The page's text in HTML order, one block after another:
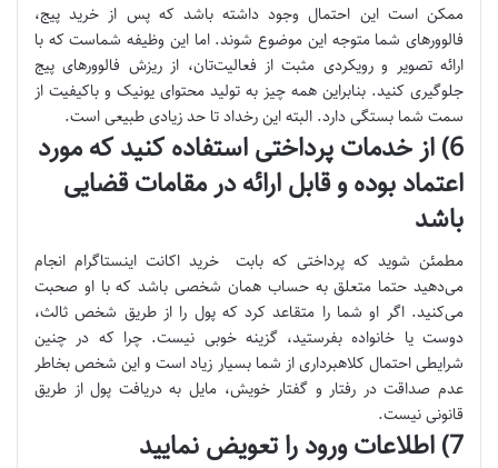
ممکن است این احتمال وجود داشته باشد که پس از خرید پیج،
فالوورهای شما متوجه این موضوع شوند. اما این وظیفه شماست که با
ارائه تصویر و رویکردی مثبت از فعالیت‌تان، از ریزش فالوورهای پیج
جلوگیری کنید. بنابراین همه چیز به تولید محتوای یونیک و باکیفیت از
سمت شما بستگی دارد. البته این رخداد تا حد زیادی طبیعی است.
6) از خدمات پرداختی استفاده کنید که مورد
اعتماد بوده و قابل ارائه در مقامات قضایی
باشد
مطمئن شوید که پرداختی که بابت خرید اکانت اینستاگرام انجام
می‌دهید حتما متعلق به حساب همان شخصی باشد که با او صحبت
می‌کنید. اگر او شما را متقاعد کرد که پول را از طریق شخص ثالث،
دوست یا خانواده بفرستید، گزینه خوبی نیست. چرا که در چنین
شرایطی احتمال کلاهبرداری از شما بسیار زیاد است و این شخص بخاطر
عدم صداقت در رفتار و گفتار خویش، مایل به دریافت پول از طریق
قانونی نیست.
7) اطلاعات ورود را تعویض نمایید